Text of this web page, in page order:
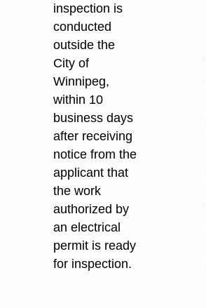
inspection is
conducted
outside the
City of
Winnipeg,
within 10
business days
after receiving
notice from the
applicant that
the work
authorized by
an electrical
permit is ready
for inspection.